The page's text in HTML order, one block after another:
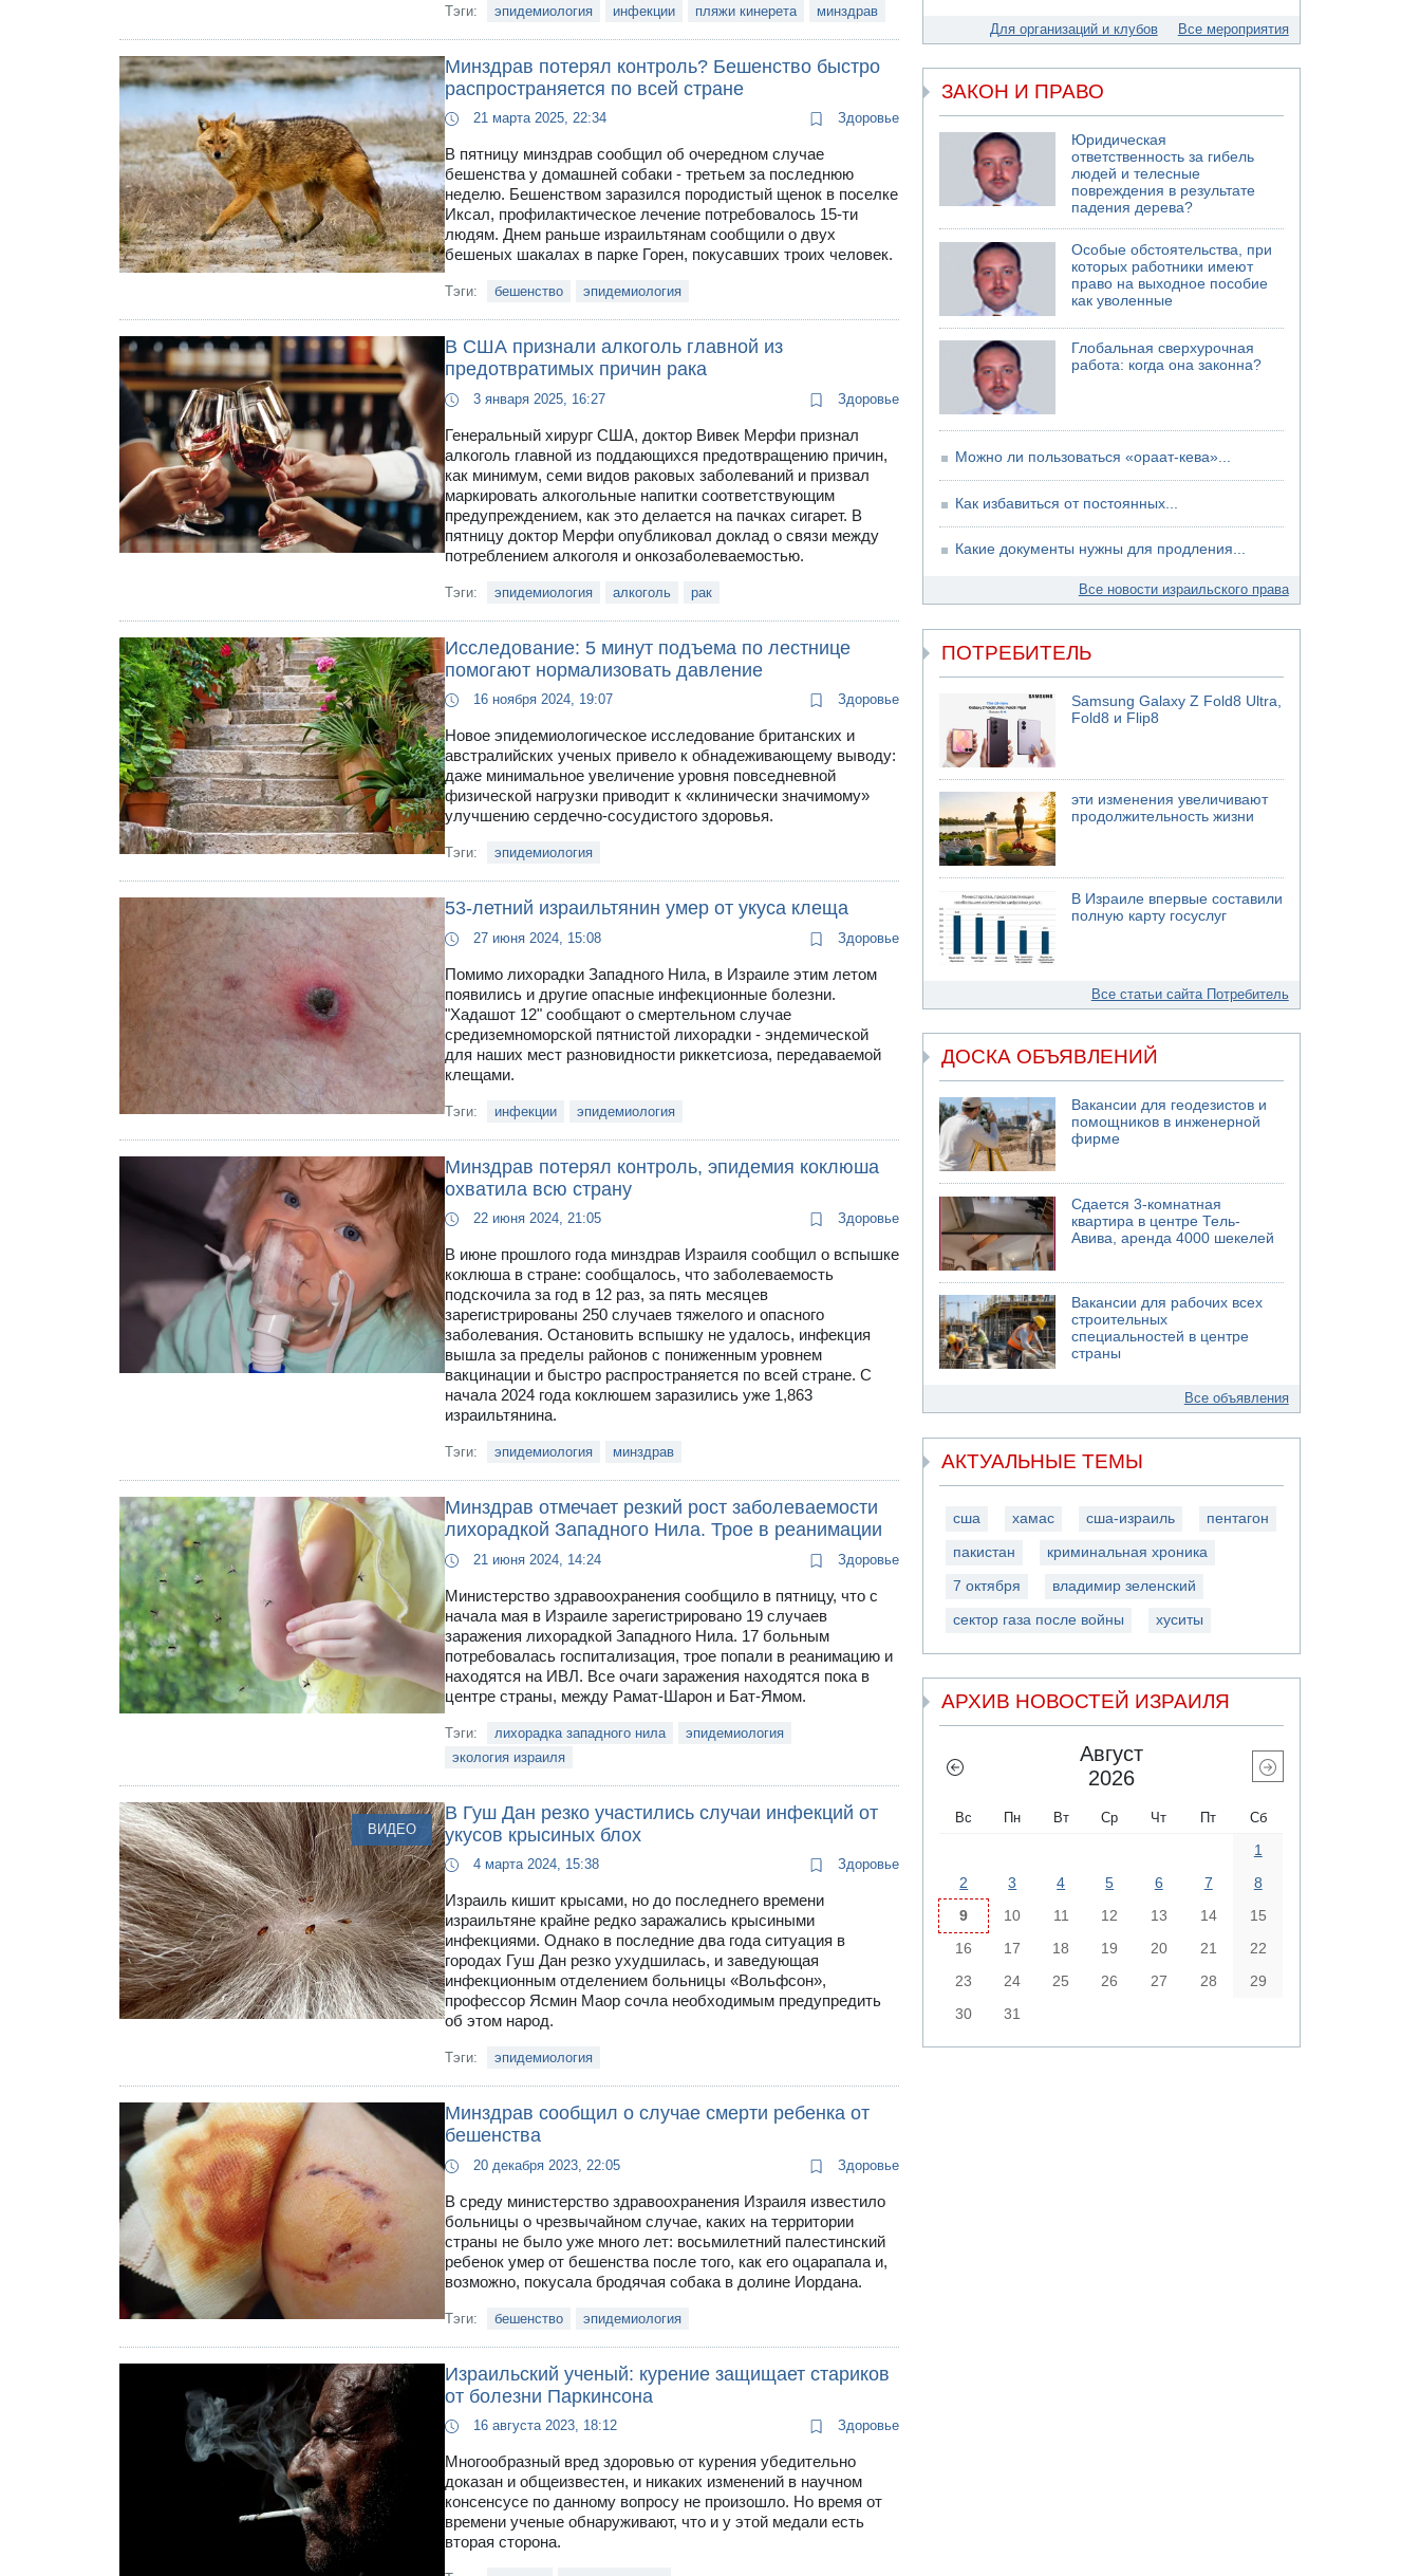
Тэги: эпидемиология инфекции пляжи кинерета минздрав
Минздрав потерял контроль? Бешенство быстро
распространяется по всей стране
21 марта 2025, 22:34 Здоровье
В пятницу минздрав сообщил об очередном случае
бешенства у домашней собаки - третьем за последнюю
неделю. Бешенством заразился породистый щенок в поселке
Иксал, профилактическое лечение потребовалось 15-ти
людям. Днем раньше израильтянам сообщили о двух
бешеных шакалах в парке Горен, покусавших троих человек.
Тэги: бешенство эпидемиология
В США признали алкоголь главной из
предотвратимых причин рака
3 января 2025, 16:27 Здоровье
Генеральный хирург США, доктор Вивек Мерфи признал
алкоголь главной из поддающихся предотвращению причин,
как минимум, семи видов раковых заболеваний и призвал
маркировать алкогольные напитки соответствующим
предупреждением, как это делается на пачках сигарет. В
пятницу доктор Мерфи опубликовал доклад о связи между
потреблением алкоголя и онкозаболеваемостью.
Тэги: эпидемиология алкоголь рак
Исследование: 5 минут подъема по лестнице
помогают нормализовать давление
16 ноября 2024, 19:07 Здоровье
Новое эпидемиологическое исследование британских и
австралийских ученых привело к обнадеживающему выводу:
даже минимальное увеличение уровня повседневной
физической нагрузки приводит к «клинически значимому»
улучшению сердечно-сосудистого здоровья.
Тэги: эпидемиология
53-летний израильтянин умер от укуса клеща
27 июня 2024, 15:08 Здоровье
Помимо лихорадки Западного Нила, в Израиле этим летом
появились и другие опасные инфекционные болезни.
"Хадашот 12" сообщают о смертельном случае
средиземноморской пятнистой лихорадки - эндемической
для наших мест разновидности риккетсиоза, передаваемой
клещами.
Тэги: инфекции эпидемиология
Минздрав потерял контроль, эпидемия коклюша
охватила всю страну
22 июня 2024, 21:05 Здоровье
В июне прошлого года минздрав Израиля сообщил о вспышке
коклюша в стране: сообщалось, что заболеваемость
подскочила за год в 12 раз, за пять месяцев
зарегистрированы 250 случаев тяжелого и опасного
заболевания. Остановить вспышку не удалось, инфекция
вышла за пределы районов с пониженным уровнем
вакцинации и быстро распространяется по всей стране. С
начала 2024 года коклюшем заразились уже 1,863
израильтянина.
Тэги: эпидемиология минздрав
Минздрав отмечает резкий рост заболеваемости
лихорадкой Западного Нила. Трое в реанимации
21 июня 2024, 14:24 Здоровье
Министерство здравоохранения сообщило в пятницу, что с
начала мая в Израиле зарегистрировано 19 случаев
заражения лихорадкой Западного Нила. 17 больным
потребовалась госпитализация, трое попали в реанимацию и
находятся на ИВЛ. Все очаги заражения находятся пока в
центре страны, между Рамат-Шарон и Бат-Ямом.
Тэги: лихорадка западного нила
эпидемиология
экология израиля
ВИДЕО
В Гуш Дан резко участились случаи инфекций от
укусов крысиных блох
4 марта 2024, 15:38 Здоровье
Израиль кишит крысами, но до последнего времени
израильтяне крайне редко заражались крысиными
инфекциями. Однако в последние два года ситуация в
городах Гуш Дан резко ухудшилась, и заведующая
инфекционным отделением больницы «Вольфсон»,
профессор Ясмин Маор сочла необходимым предупредить
об этом народ.
Тэги: эпидемиология
Минздрав сообщил о случае смерти ребенка от
бешенства
20 декабря 2023, 22:05 Здоровье
В среду министерство здравоохранения Израиля известило
больницы о чрезвычайном случае, каких на территории
страны не было уже много лет: восьмилетний палестинский
ребенок умер от бешенства после того, как его оцарапала и,
возможно, покусала бродячая собака в долине Иордана.
Тэги: бешенство эпидемиология
Израильский ученый: курение защищает стариков
от болезни Паркинсона
16 августа 2023, 18:12 Здоровье
Многообразный вред здоровью от курения убедительно
доказан и общеизвестен, и никаких изменений в научном
консенсусе по данному вопросу не произошло. Но время от
времени ученые обнаруживают, что и у этой медали есть
вторая сторона.
Для организаций и клубов Все мероприятия
ЗАКОН И ПРАВО
Юридическая
ответственность за гибель
людей и телесные
повреждения в результате
падения дерева?
Особые обстоятельства, при
которых работники имеют
право на выходное пособие
как уволенные
Глобальная сверхурочная
работа: когда она законна?
Можно ли пользоваться «ораат-кева»...
Как избавиться от постоянных...
Какие документы нужны для продления...
Все новости израильского права
ПОТРЕБИТЕЛЬ
Samsung Galaxy Z Fold8 Ultra,
Fold8 и Flip8
эти изменения увеличивают
продолжительность жизни
В Израиле впервые составили
полную карту госуслуг
Все статьи сайта Потребитель
ДОСКА ОБЪЯВЛЕНИЙ
Вакансии для геодезистов и
помощников в инженерной
фирме
Сдается 3-комнатная
квартира в центре Тель-
Авива, аренда 4000 шекелей
Вакансии для рабочих всех
строительных
специальностей в центре
страны
Все объявления
АКТУАЛЬНЫЕ ТЕМЫ
сша хамас сша-израиль пентагон
пакистан криминальная хроника
7 октября владимир зеленский
сектор газа после войны хуситы
АРХИВ НОВОСТЕЙ ИЗРАИЛЯ
Август
2026
Вс Пн Вт Ср Чт Пт Сб
1
2
3 4 5 6 7
8
9
10 11 12 13 14
15
16
17 18 19 20 21
22
23
24 25 26 27 28
29
30
31